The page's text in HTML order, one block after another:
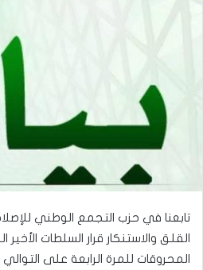
تابعنا في حزب التجمع الوطني
القلق والاستنكار قرار السلطات
المحروقات للمرة الرابعة على التوالي